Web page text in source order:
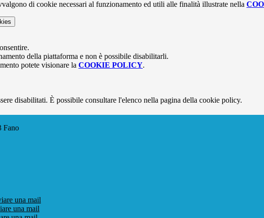
di cookie necessari al funzionamento ed utili alle finalità illustrate nella
della piattaforma e non è possibile disabilitarli.
potete visionare la COOKIE POLICY.
disabilitati. È possibile consultare l'elenco nella pagina della cookie policy.
Fano
una mail
una mail